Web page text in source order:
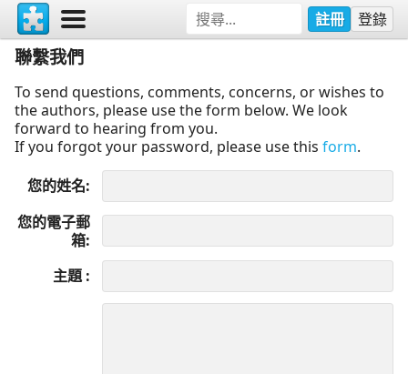
註冊 登錄
聯繫我們
To send questions, comments, concerns, or wishes to
the authors, please use the form below. We look
forward to hearing from you.
If you forgot your password, please use this form.
您的姓名
您的電子郵
箱
主題